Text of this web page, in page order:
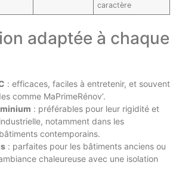
caractère
adaptée à chaque
: efficaces, faciles à entretenir, et souvent
comme MaPrimeRénov’.
: préférables pour leur rigidité et
notamment dans les
contemporains.
: parfaites pour les bâtiments anciens ou
chaleureuse avec une isolation